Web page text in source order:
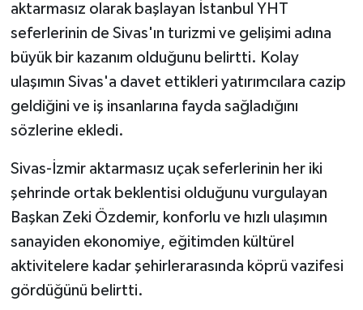
aktarmasız olarak başlayan İstanbul YHT
seferlerinin de Sivas'ın turizmi ve gelişimi adına
büyük bir kazanım olduğunu belirtti. Kolay
ulaşımın Sivas'a davet ettikleri yatırımcılara cazip
geldiğini ve iş insanlarına fayda sağladığını
sözlerine ekledi.
Sivas-İzmir aktarmasız uçak seferlerinin her iki
şehrinde ortak beklentisi olduğunu vurgulayan
Başkan Zeki Özdemir, konforlu ve hızlı ulaşımın
sanayiden ekonomiye, eğitimden kültürel
aktivitelere kadar şehirlerarasında köprü vazifesi
gördüğünü belirtti.